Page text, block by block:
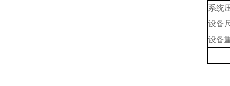
系统
设备
设备